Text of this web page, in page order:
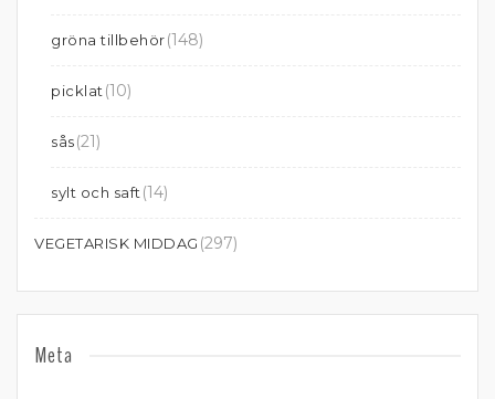
gröna tillbehör(148)
picklat (10)
sås(21)
sylt och saft (14)
VEGETARISK MIDDAG (297)
Meta